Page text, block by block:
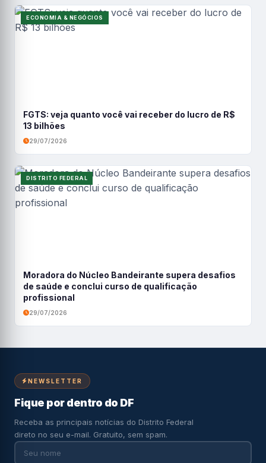
ECONOMIA & NEGÓCIOS
FGTS: veja quanto você vai receber do lucro de R$
13 bilhões
29/07/2026
DISTRITO FEDERAL
Moradora do Núcleo Bandeirante supera desafios
de saúde e conclui curso de qualificação
profissional
29/07/2026
NEWSLETTER
Fique por dentro do DF
Receba as principais notícias do Distrito Federal
direto no seu e-mail. Gratuito, sem spam.